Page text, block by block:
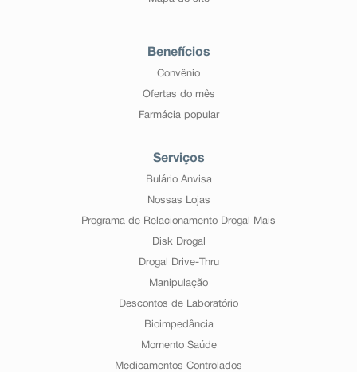
Benefícios
Convênio
Ofertas do mês
Farmácia popular
Serviços
Bulário Anvisa
Nossas Lojas
Programa de Relacionamento Drogal Mais
Disk Drogal
Drogal Drive-Thru
Manipulação
Descontos de Laboratório
Bioimpedância
Momento Saúde
Medicamentos Controlados